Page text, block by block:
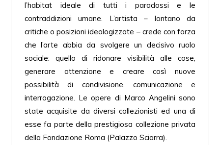
l’habitat ideale di tutti i paradossi e le
contraddizioni umane. L’artista – lontano da
critiche o posizioni ideologizzate – crede con forza
che l’arte abbia da svolgere un decisivo ruolo
sociale: quello di ridonare visibilità alle cose,
generare attenzione e creare così nuove
possibilità di condivisione, comunicazione e
interrogazione. Le opere di Marco Angelini sono
state acquisite da diversi collezionisti ed una di
esse fa parte della prestigiosa collezione privata
della Fondazione Roma (Palazzo Sciarra).